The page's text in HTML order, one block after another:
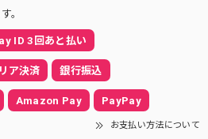
。
ID 3回あと払い
ア決済 銀行振込
Amazon Pay PayPay
お支払い方法について